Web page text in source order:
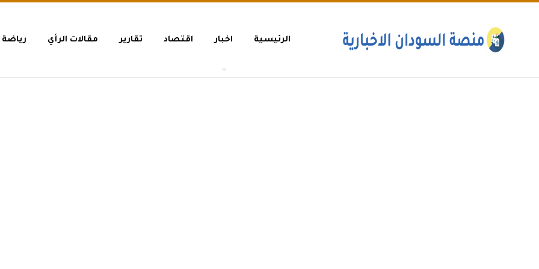
الرئيسية اخبار اقتصاد تقارير مقالات الرأي رياضة